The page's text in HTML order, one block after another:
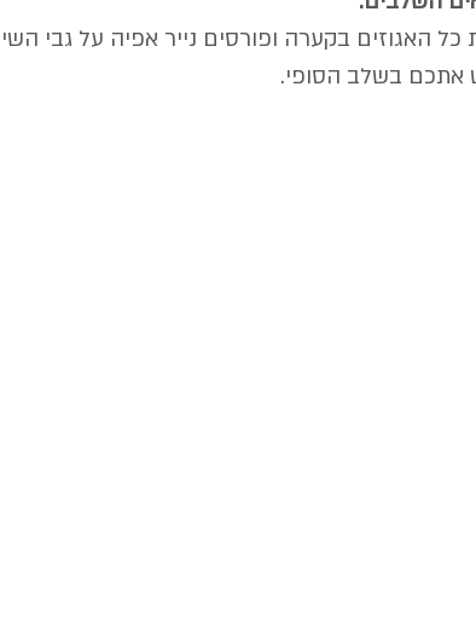
האגוזים בקערה ופורסים נייר אפיה על גבי
אתכם בשלב הסופי.